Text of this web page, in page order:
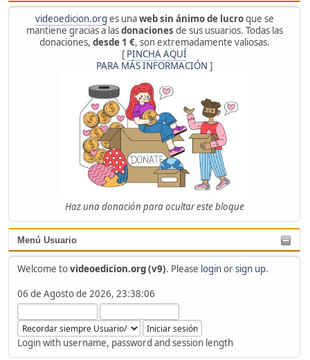
videoedicion.org es unaweb sin ánimo de lucroque se
mantiene gracias a lasdonaciones de sus usuarios. Todas las
donaciones, desde 1 €, son extremadamente valiosas.
[ PINCHA AQUÍ
PARA MÁS INFORMACIÓN ]
Haz una donación para ocultar este bloque
Menú Usuario
Welcome tovideoedicion.org (v9). Please loginorsign up.
06 de Agosto de 2026, 23:38:06
Login with username, password and session length